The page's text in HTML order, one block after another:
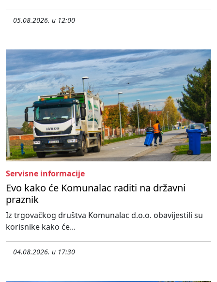
05.08.2026. u 12:00
Servisne informacije
Evo kako će Komunalac raditi na državni
praznik
Iz trgovačkog društva Komunalac d.o.o. obavijestili su
korisnike kako će...
04.08.2026. u 17:30